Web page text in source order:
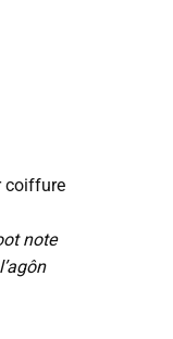
coiffure
note